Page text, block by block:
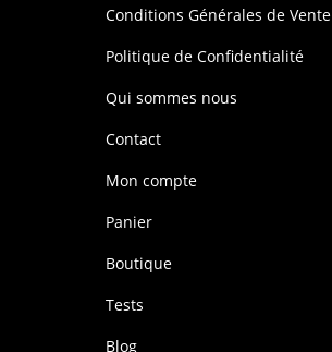
Conditions Générales de Vente
Politique de Confidentialité
Qui sommes nous
Contact
Mon compte
Panier
Boutique
Tests
Blog